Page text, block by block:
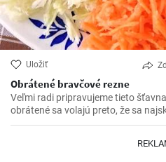
Uložiť
Obrátené bravčové rezne
Veľmi radi pripravujeme tieto
obrátené sa volajú preto, že sa
vo vajíčku. Sú krásne jemné a